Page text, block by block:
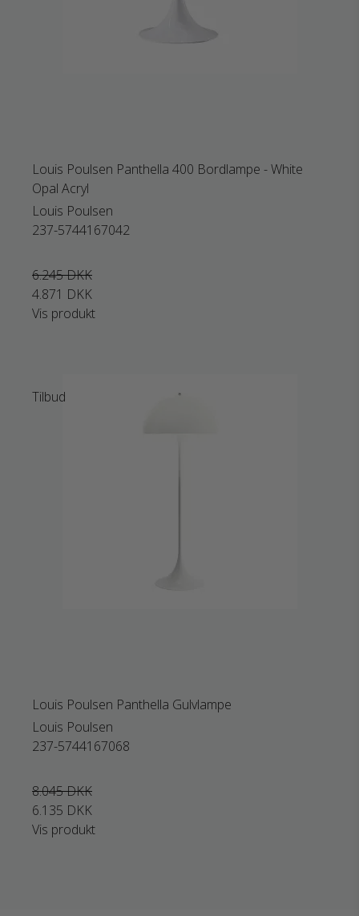
Louis Poulsen Panthella 400 Bordlampe - White
Opal Acryl
Louis Poulsen
237-5744167042
6.245 DKK
4.871 DKK
Vis produkt
Tilbud
Louis Poulsen Panthella Gulvlampe
Louis Poulsen
237-5744167068
8.045 DKK
6.135 DKK
Vis produkt